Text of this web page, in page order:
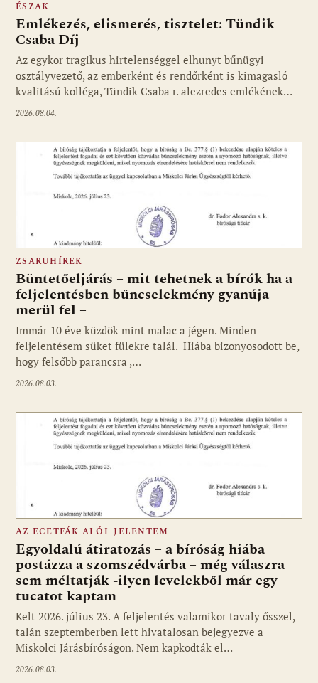
ÉSZAK
Emlékezés, elismerés, tisztelet: Tündik
Csaba Díj
Az egykor tragikus hirtelenséggel elhunyt bűnügyi
osztályvezető, az emberként és rendőrként is kimagasló
kvalitású kolléga, Tündik Csaba r. alezredes emlékének…
2026.08.04.
ZSARUHÍREK
Büntetőeljárás – mit tehetnek a bírók ha a
feljelentésben bűncselekmény gyanúja
merül fel –
Immár 10 éve küzdök mint malac a jégen. Minden
feljelentésem süket fülekre talál. Hiába bizonyosodott be,
hogy felsőbb parancsra ,…
2026.08.03.
AZ ECETFÁK ALÓL JELENTEM
Egyoldalú átiratozás – a bíróság hiába
postázza a szomszédvárba – még válaszra
sem méltatják -ilyen levelekből már egy
tucatot kaptam
Kelt 2026. július 23. A feljelentés valamikor tavaly ősszel,
talán szeptemberben lett hivatalosan bejegyezve a
Miskolci Járásbíróságon. Nem kapkodták el…
2026.08.03.